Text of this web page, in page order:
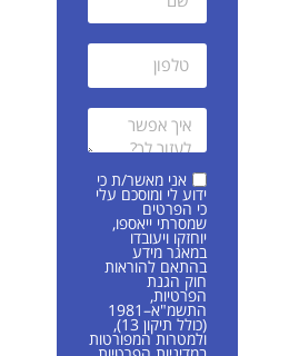
אני מאשר/ת כי
ידוע לי ומוסכם עלי
כי הפרטים
שמסרתי ייאספו,
יוחזקו ויעובדו
במאגר מידע
בהתאם להוראות
חוק הגנת
הפרטיות,
התשמ"א–1981
(כולל תיקון 13),
ולמטרות המפורטות